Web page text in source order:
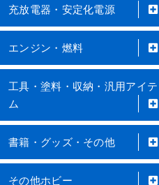
充放電器・安定化電源
エンジン・燃料
工具・塗料・収納・汎用アイテ
ム
書籍・グッズ・その他
その他ホビー